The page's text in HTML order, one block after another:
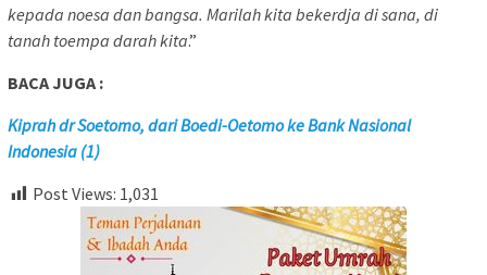
kepada noesa dan bangsa. Marilah kita bekerdja di sana, di
tanah toempa darah kita.”
BACA JUGA :
Kiprah dr Soetomo, dari Boedi-Oetomo ke Bank Nasional
Indonesia (1)
Post Views: 1,031